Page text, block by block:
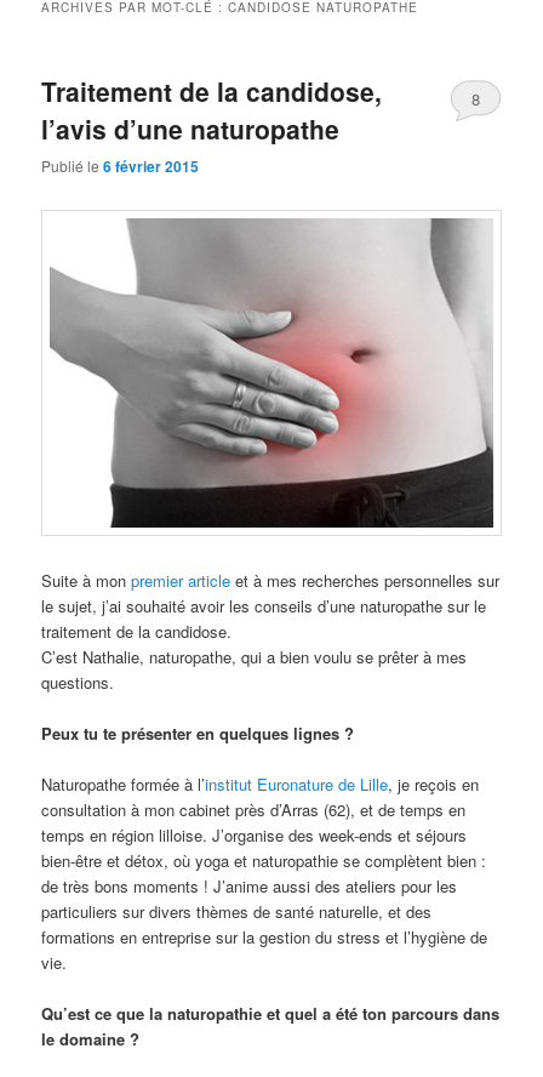
ARCHIVES PAR MOT-CLÉ :CANDIDOSE NATUROPATHE
Traitement de la candidose,
l’avis d’une naturopathe
Publié le6 février 2015
8
Suite à monpremier article et à mes recherches personnelles sur
le sujet, j’ai souhaité avoir les conseils d’une naturopathe sur le
traitement de la candidose.
C’est Nathalie, naturopathe, qui a bien voulu se prêter à mes
questions.
Peux tu te présenter en quelques lignes ?
Naturopathe formée à l’institut Euronature de Lille, je reçois en
consultation à mon cabinet près d’Arras (62), et de temps en
temps en région lilloise. J’organise des week-ends et séjours
bien-être et détox, où yoga et naturopathie se complètent bien :
de très bons moments ! J’anime aussi des ateliers pour les
particuliers sur divers thèmes de santé naturelle, et des
formations en entreprise sur la gestion du stress et l’hygiène de
vie.
Qu’est ce que la naturopathie et quel a été ton parcours dans
le domaine ?